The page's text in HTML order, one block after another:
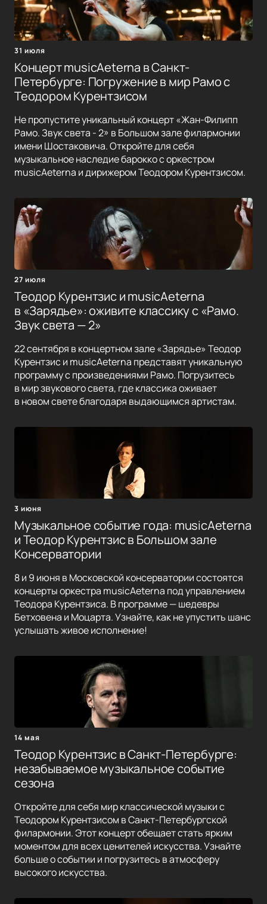
31 июля
Концерт musicAeterna в Санкт-
Петербурге: Погружение в мир Рамо с
Теодором Курентзисом
Не пропустите уникальный концерт «Жан-Филипп
Рамо. Звук света - 2» в Большом зале филармонии
имени Шостаковича. Откройте для себя
музыкальное наследие барокко с оркестром
musicAeterna и дирижером Теодором Курентзисом.
27 июля
Теодор Курентзис и musicAeterna
в «Зарядье»: оживите классику с «Рамо.
Звук света — 2»
22 сентября в концертном зале «Зарядье» Теодор
Курентзис и musicAeterna представят уникальную
программу с произведениями Рамо. Погрузитесь
в мир звукового света, где классика оживает
в новом свете благодаря выдающимся артистам.
3 июня
Музыкальное событие года: musicAeterna
и Теодор Курентзис в Большом зале
Консерватории
8 и 9 июня в Московской консерватории состоятся
концерты оркестра musicAeterna под управлением
Теодора Курентзиса. В программе — шедевры
Бетховена и Моцарта. Узнайте, как не упустить шанс
услышать живое исполнение!
14 мая
Теодор Курентзис в Санкт-Петербурге:
незабываемое музыкальное событие
сезона
Откройте для себя мир классической музыки с
Теодором Курентзисом в Санкт-Петербургской
филармонии. Этот концерт обещает стать ярким
моментом для всех ценителей искусства. Узнайте
больше о событии и погрузитесь в атмосферу
высокого искусства.